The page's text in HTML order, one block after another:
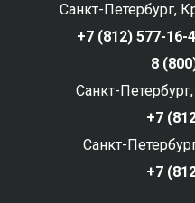
Санкт-Петербург,
+7 (812) 577-16-
8
Санкт-
+7
Санкт-
+7